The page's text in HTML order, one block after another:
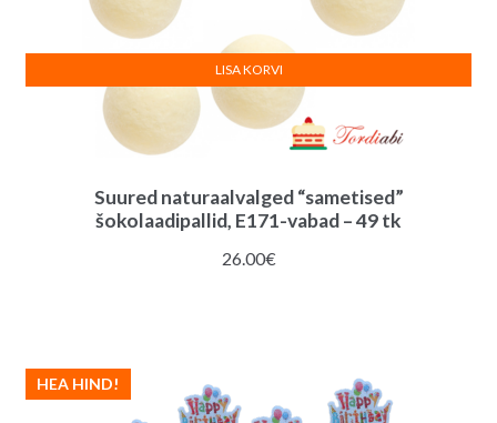
Suured naturaalvalged “sametised”
šokolaadipallid, E171-vabad – 49 tk
26.00€
LISA KORVI
HEA HIND!